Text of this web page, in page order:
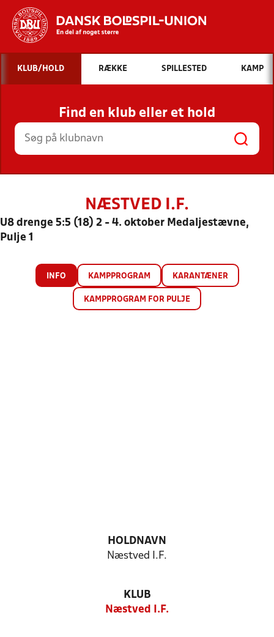
Hvad vil du søge efter?
INDHOLD OG NYHEDER
STILLINGER, RESULTATER, KLUBBER OG
HOLD
KLUB/HOLD RÆKKE SPILLESTED KAMP
Find en klub eller et hold
NÆSTVED I.F.
U8 drenge 5:5 (18) 2 - 4. oktober Medaljestævne,
Pulje 1
INFO KAMPPROGRAM KARANTÆNER
KAMPPROGRAM FOR PULJE
HOLDNAVN
Næstved I.F.
KLUB
Næstved I.F.